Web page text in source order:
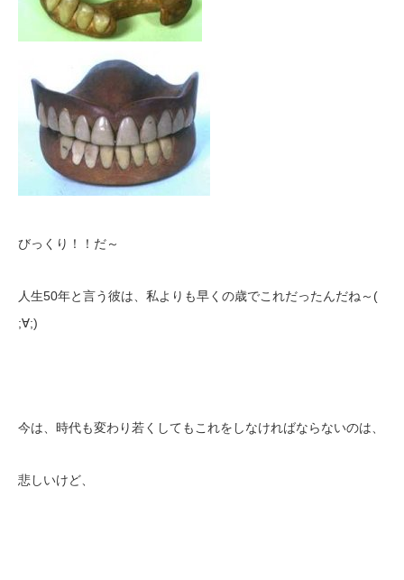
びっくり！！だ～
人生50年と言う彼は、私よりも早くの歳でこれだったんだね～(
;∀;)
今は、時代も変わり若くしてもこれをしなければならないのは、
悲しいけど、